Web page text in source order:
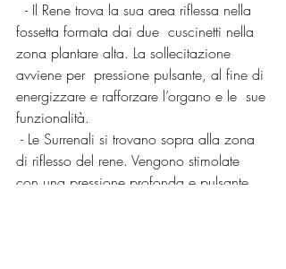
fossetta formata dai due  cuscinetti nella
zona plantare alta. La sollecitazione
avviene per  pressione pulsante, al fine di
energizzare e rafforzare l’organo e le  sue
funzionalità.
di riflesso del rene. Vengono stimolate
con una pressione profonda e pulsante.